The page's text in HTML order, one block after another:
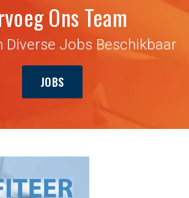
Ons Team
Diverse Jobs Beschikbaar
JOBS